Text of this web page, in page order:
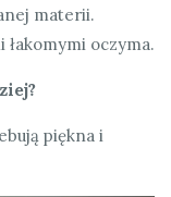
materii.
łakomymi oczyma.
piękna i